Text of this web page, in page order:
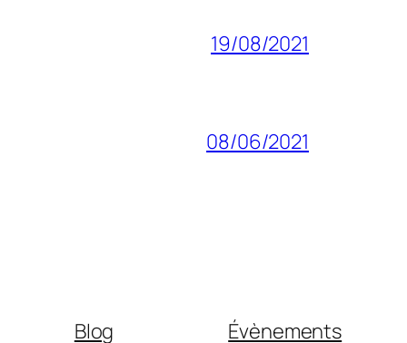
19/08/2021
08/06/2021
Blog Évènements